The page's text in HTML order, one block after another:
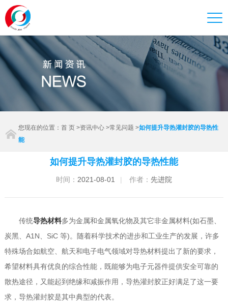
您现在的位置：首 页 >资讯中心 >常见问题 >如何提升导热灌封胶的导热性
能
如何提升导热灌封胶的导热性能
时间： 2021-08-01 | 作者： 先进院
传统导热材料多为金属和金属氧化物及其它非金属材料(如石墨、
炭黑、A1N、SiC 等)。随着科学技术的进步和工业生产的发展，许多
特殊场合如航空、航天和电子电气领域对导热材料提出了新的要求，
希望材料具有优良的综合性能，既能够为电子元器件提供安全可靠的
散热途径，又能起到绝缘和减振作用，导热灌封胶正好满足了这一要
求，导热灌封胶是其中典型的代表。